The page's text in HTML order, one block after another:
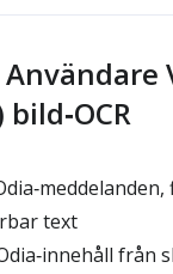
text
från